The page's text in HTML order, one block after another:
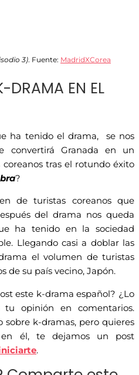
3). Fuente: MadridXCorea
DRAMA EN EL
ha tenido el drama, se nos
convertirá Granada en un
tras el rotundo éxito
?
de turistas coreanos que
del drama nos queda
ha tenido en la sociedad
Llegando casi a doblar las
el volumen de turistas
de su país vecino, Japón.
este k-drama español? ¿Lo
tu opinión en comentarios.
sobre k-dramas, pero quieres
en él, te dejamos un post
.